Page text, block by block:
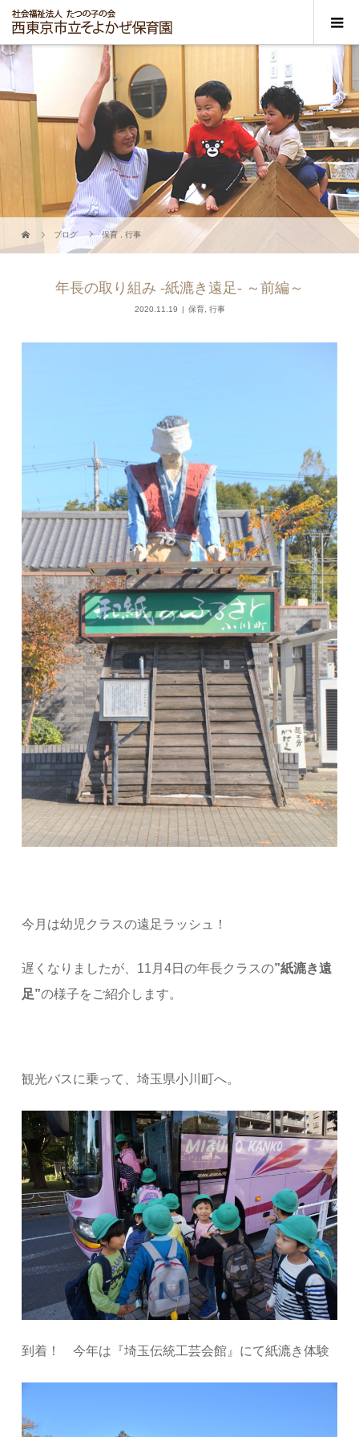
ブログ 保育 ,行事
年長の取り組み -紙漉き遠足- ～前編～
2020.11.19 保育, 行事
今月は幼児クラスの遠足ラッシュ！
遅くなりましたが、11月4日の年長クラスの”紙漉き遠
足”の様子をご紹介します。
観光バスに乗って、埼玉県小川町へ。
到着！ 今年は『埼玉伝統工芸会館』にて紙漉き体験